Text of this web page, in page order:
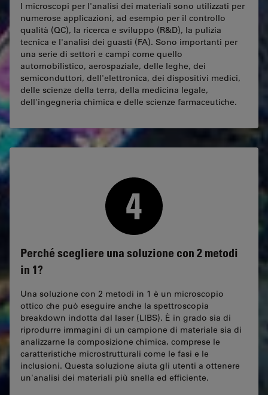
I microscopi per l'analisi dei materiali sono utilizzati per
numerose applicazioni, ad esempio per il controllo
qualità (QC), la ricerca e sviluppo (R&D), la pulizia
tecnica e l'analisi dei guasti (FA). Sono importanti per
una serie di settori e campi come quello
automobilistico, aerospaziale, delle leghe, dei
semiconduttori, dell'elettronica, dei dispositivi medici,
delle scienze della terra, della medicina legale,
dell'ingegneria chimica e delle scienze farmaceutiche.
Perché scegliere una soluzione con 2 metodi
in 1?
Una soluzione con 2 metodi in 1 è un microscopio
ottico che può eseguire anche la spettroscopia
breakdown indotta dal laser (LIBS). È in grado sia di
riprodurre immagini di un campione di materiale sia di
analizzarne la composizione chimica, comprese le
caratteristiche microstrutturali come le fasi e le
inclusioni. Questa soluzione aiuta gli utenti a ottenere
un'analisi dei materiali più snella ed efficiente.